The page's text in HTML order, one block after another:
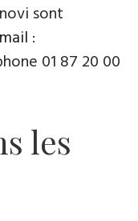
sont
:
​​0​1 87 20 00
les